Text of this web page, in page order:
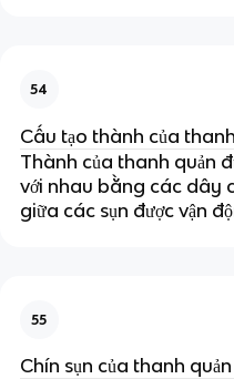
54
Cấu tạo thành của
Thành của thanh quản
với nhau bằng các dây
giữa các sụn được vận
55
Chín sụn của thanh